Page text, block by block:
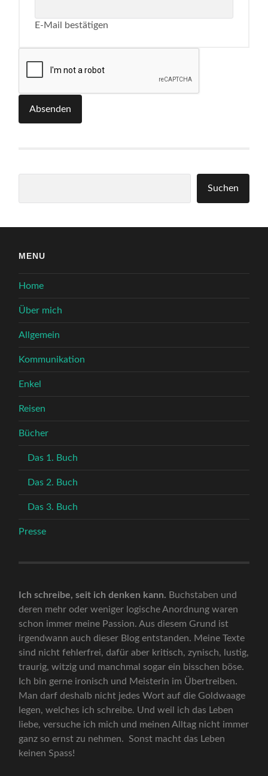
E-Mail bestätigen
Absenden
Suchen
MENU
Home
Über mich
Allgemein
Kommunikation
Enkel
Reisen
Bücher
Das 1. Buch
Das 2. Buch
Das 3. Buch
Presse
Ich schreibe, seit ich denken kann. Buchstaben und
deren mehr oder weniger logische Anordnung waren
schon immer meine Passion. Aus diesem Grund ist
irgendwann auch dieser Blog entstanden. Meine Texte
sind nicht fehlerfrei, dafür aber kritisch, zynisch, lustig,
traurig, witzig und manchmal sogar ein bisschen böse.
Ich bin gerne ironisch und Meisterin im Übertreiben.
Man darf deshalb nicht jedes Wort auf die Goldwaage
legen, welches ich schreibe. Und weil ich das Leben
liebe, versuche ich mich und meinen Alltag nicht immer
ganz so ernst zu nehmen. Sonst macht das Leben
keinen Spass!